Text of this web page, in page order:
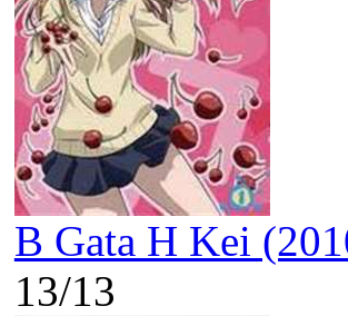
B Gata H Kei
13/13